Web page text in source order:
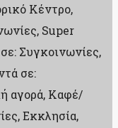
Κέντρο,
Super
Συγκοινωνίες,
σε:
αγορά, Καφέ/
Εκκλησία,